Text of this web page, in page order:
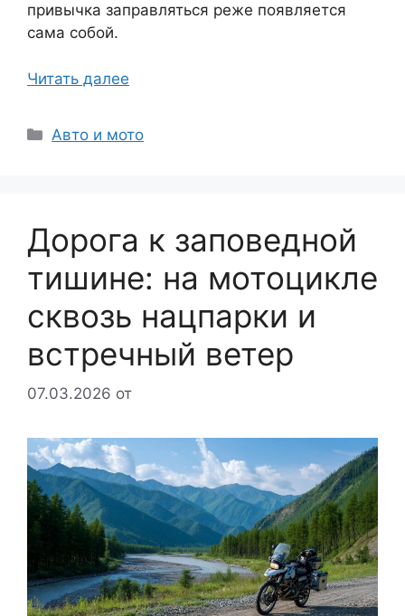
привычка заправляться реже появляется
сама собой.
Читать далее
Рубрики
Авто и мото
Дорога к заповедной
тишине: на мотоцикле
сквозь нацпарки и
встречный ветер
07.03.2026 от